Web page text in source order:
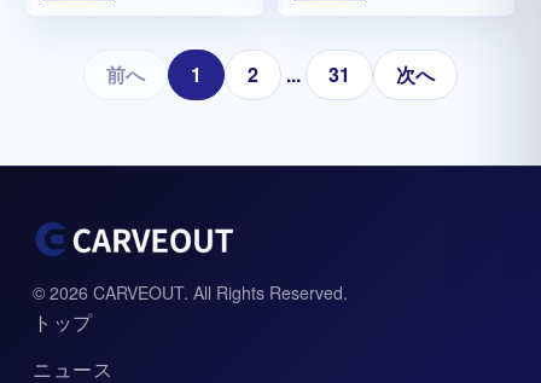
前へ 1 2 ... 31 次へ
© 2026 CARVEOUT. All Rights Reserved.
トップ
ニュース